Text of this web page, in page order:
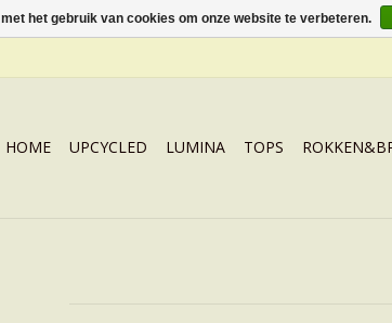
HOME UPCYCLED LUMINA TOPS
het gebruik van cookies om onze website te verbeteren.